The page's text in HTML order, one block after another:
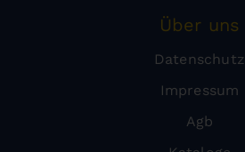
Über uns
Datenschutz
Impressum
Agb